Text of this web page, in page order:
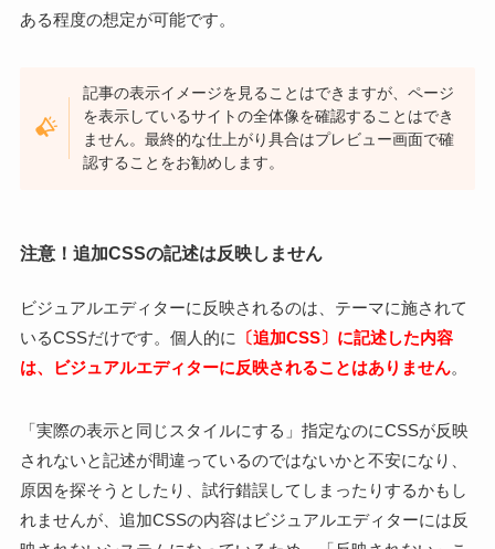
ある程度の想定が可能です。
記事の表示イメージを見ることはできますが、ページ
を表示しているサイトの全体像を確認することはでき
ません。最終的な仕上がり具合はプレビュー画面で確
認することをお勧めします。
注意！追加CSSの記述は反映しません
ビジュアルエディターに反映されるのは、テーマに施されて
いるCSSだけです。個人的に
〔追加CSS〕に記述した内容
は、ビジュアルエディターに反映されることはありません。
「実際の表示と同じスタイルにする」指定なのにCSSが反映
されないと記述が間違っているのではないかと不安になり、
原因を探そうとしたり、試行錯誤してしまったりするかもし
れませんが、追加CSSの内容はビジュアルエディターには反